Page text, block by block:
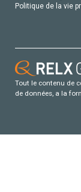
Politique de la vie
Tout le contenu de
de données, a la